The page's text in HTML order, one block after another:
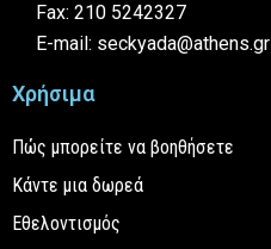
Fax: 210 5242327
E-mail: seckyada@athens.gr
Χρήσιμα
Πώς μπορείτε να βοηθήσετε
Κάντε μια δωρεά
Εθελοντισμός